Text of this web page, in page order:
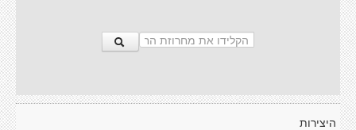
היצירות